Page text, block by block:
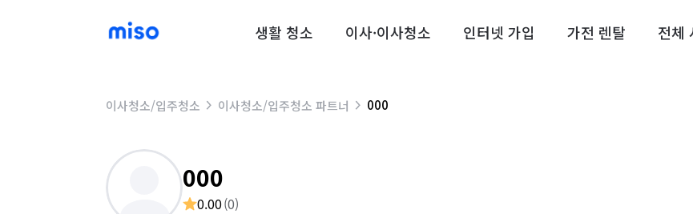
생활 청소 이사·이사청소 인터넷 가입 가전 렌탈 전체
이사청소/입주청소 이사청소/입주청소 파트너 000
000
0.00(0)